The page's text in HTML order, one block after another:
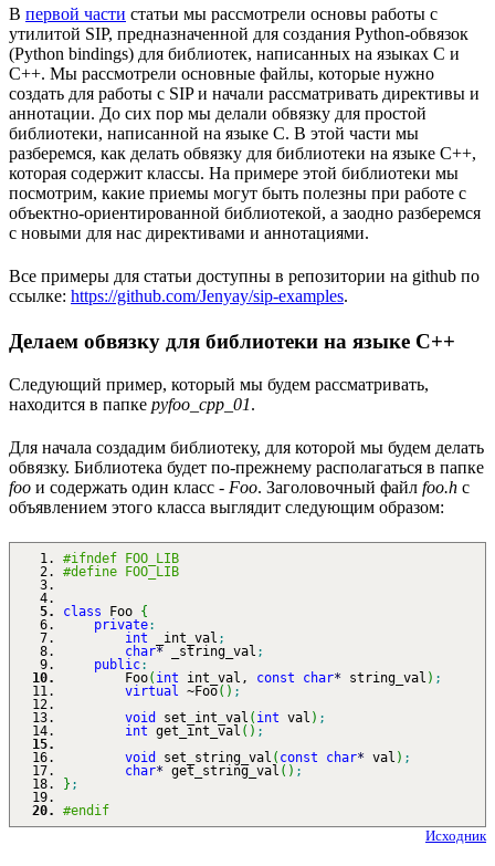
В первой части статьи мы рассмотрели основы работы с
утилитой SIP, предназначенной для создания Python-обвязок
(Python bindings) для библиотек, написанных на языках C и
C++. Мы рассмотрели основные файлы, которые нужно
создать для работы с SIP и начали рассматривать директивы и
аннотации. До сих пор мы делали обвязку для простой
библиотеки, написанной на языке C. В этой части мы
разберемся, как делать обвязку для библиотеки на языке C++,
которая содержит классы. На примере этой библиотеки мы
посмотрим, какие приемы могут быть полезны при работе с
объектно-ориентированной библиотекой, а заодно разберемся
с новыми для нас директивами и аннотациями.
Все примеры для статьи доступны в репозитории на github по
ссылке: https://github.com/Jenyay/sip-examples.
Делаем обвязку для библиотеки на языке C++
Следующий пример, который мы будем рассматривать,
находится в папке pyfoo_cpp_01.
Для начала создадим библиотеку, для которой мы будем делать
обвязку. Библиотека будет по-прежнему располагаться в папке
foo и содержать один класс - Foo. Заголовочный файл foo.h с
объявлением этого класса выглядит следующим образом:
#ifndef FOO_LIB
#define FOO_LIB
class Foo {
private:
int _int_val ;
char*_string_val ;
public:
Foo( int int_val, const char* string_val ) ;
virtual
~Foo( ) ;
void
set_int_val ( int val ) ;
int get_int_val ( ) ;
void
set_string_val ( const char* val ) ;
char* get_string_val ( ) ;
} ;
#endif
Исходник